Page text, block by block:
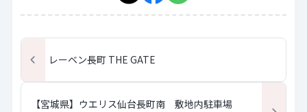
レーベン長町 THE GATE
【宮城県】ウエリス仙台長町南 敷地内駐車場